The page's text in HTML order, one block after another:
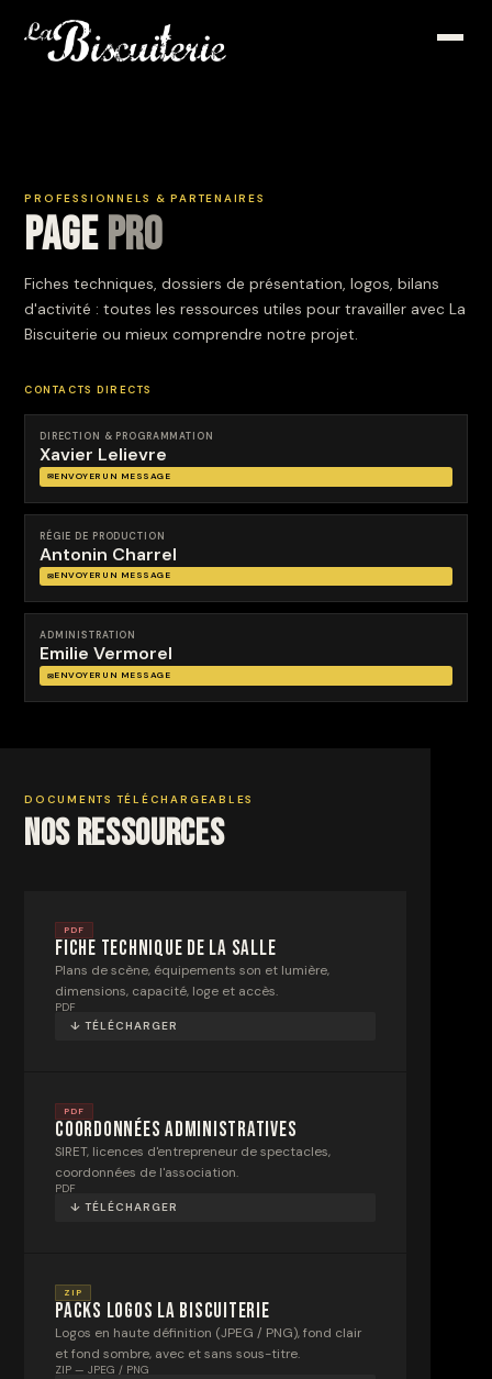
PROFESSIONNELS & PARTENAIRES
Pagepro
Fiches techniques, dossiers de présentation, logos, bilans
d'activité : toutes les ressources utiles pour travailler avec La
Biscuiterie ou mieux comprendre notre projet.
CONTACTS DIRECTS
DIRECTION & PROGRAMMATION
Xavier Lelievre
ENVOYER UN MESSAGE
RÉGIE DE PRODUCTION
Antonin Charrel
ENVOYER UN MESSAGE
ADMINISTRATION
Emilie Vermorel
ENVOYER UN MESSAGE
DOCUMENTS TÉLÉCHARGEABLES
Nos ressources
PDF
Fiche technique de la salle
Plans de scène, équipements son et lumière,
dimensions, capacité, loge et accès.
PDF
↓ TÉLÉCHARGER
PDF
Coordonnées administratives
SIRET, licences d'entrepreneur de spectacles,
coordonnées de l'association.
PDF
↓ TÉLÉCHARGER
ZIP
Packs logos La Biscuiterie
Logos en haute définition (JPEG / PNG), fond clair
et fond sombre, avec et sans sous-titre.
ZIP — JPEG / PNG